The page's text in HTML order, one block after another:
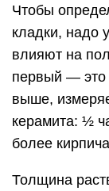
Чтобы
кладки, надо
влияют на
первый — это
выше,
керамита: ½
более
Толщина